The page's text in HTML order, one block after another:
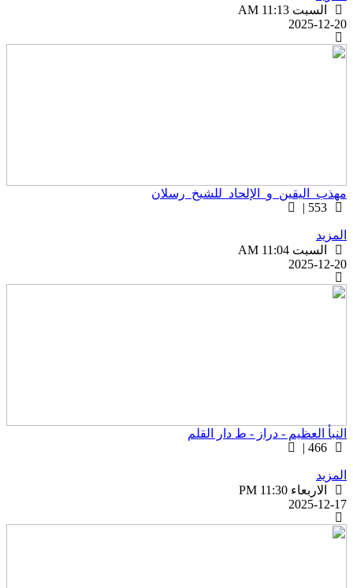
السبت AM 11:13
2025-12-
553 |
السبت AM 11:04
2025-12-
العظيم - دراز - ط دار القلم
466 |
الاربعاء PM 11:30
2025-12-